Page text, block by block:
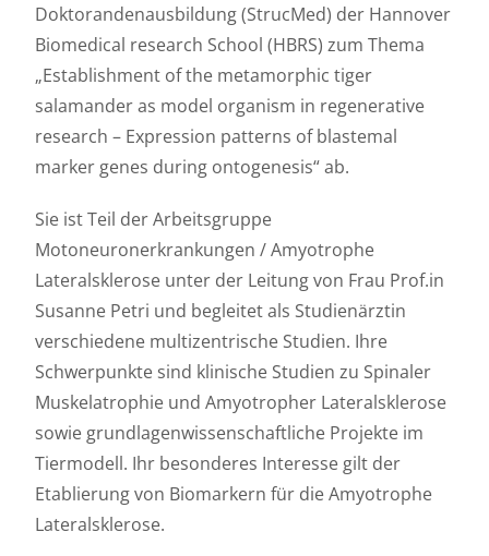
Doktorandenausbildung (StrucMed) der Hannover
Biomedical research School (HBRS) zum Thema
„Establishment of the metamorphic tiger
salamander as model organism in regenerative
research – Expression patterns of blastemal
marker genes during ontogenesis“ ab.
Sie ist Teil der Arbeitsgruppe
Motoneuronerkrankungen / Amyotrophe
Lateralsklerose unter der Leitung von Frau Prof.in
Susanne Petri und begleitet als Studienärztin
verschiedene multizentrische Studien. Ihre
Schwerpunkte sind klinische Studien zu Spinaler
Muskelatrophie und Amyotropher Lateralsklerose
sowie grundlagenwissenschaftliche Projekte im
Tiermodell. Ihr besonderes Interesse gilt der
Etablierung von Biomarkern für die Amyotrophe
Lateralsklerose.